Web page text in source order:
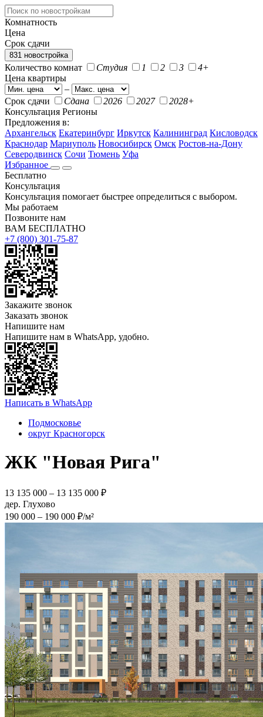
Комнатность
Цена
Срок сдачи
831 новостройка
Количество комнат Студия 1 2 3
4+
Цена квартиры
–
Срок сдачи
Сдана 2026 2027
2028+
Консультация Регионы
Предложения в:
Архангельск Екатеринбург Иркутск Калининград Кисловодск
Краснодар Мариуполь Новосибирск Омск Ростов-на-Дону
Северодвинск Сочи Тюмень Уфа
Избранное
Бесплатно
Консультация
Консультация помогает быстрее определиться с выбором.
Мы работаем
Позвоните нам
ВАМ БЕСПЛАТНО
+7 (800) 301-75-87
Закажите звонок
Заказать звонок
Напишите нам
Напишите нам в WhatsApp, удобно.
Написать в WhatsApp
Подмосковье
округ Красногорск
ЖК "Новая Рига"
13 135 000 – 13 135 000 ₽
дер. Глухово
190 000 – 190 000 ₽/м²